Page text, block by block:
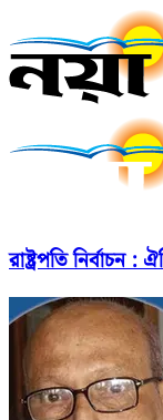
রাষ্ট্রপতি নির্বাচন